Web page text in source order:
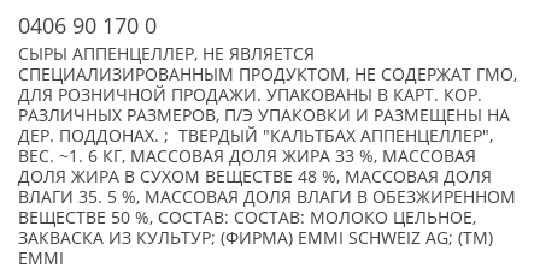
0406 90 170 0
СЫРЫ АППЕНЦЕЛЛЕР, НЕ ЯВЛЯЕТСЯ
СПЕЦИАЛИЗИРОВАННЫМ ПРОДУКТОМ, НЕ СОДЕРЖАТ ГМО,
ДЛЯ РОЗНИЧНОЙ ПРОДАЖИ. УПАКОВАНЫ В КАРТ. КОР.
РАЗЛИЧНЫХ РАЗМЕРОВ, П/Э УПАКОВКИ И РАЗМЕЩЕНЫ НА
ДЕР. ПОДДОНАХ. ; ТВЕРДЫЙ "КАЛЬТБАХ АППЕНЦЕЛЛЕР",
ВЕС. ~1. 6 КГ, МАССОВАЯ ДОЛЯ ЖИРА 33 %, МАССОВАЯ
ДОЛЯ ЖИРА В СУХОМ ВЕЩЕСТВЕ 48 %, МАССОВАЯ ДОЛЯ
ВЛАГИ 35. 5 %, МАССОВАЯ ДОЛЯ ВЛАГИ В ОБЕЗЖИРЕННОМ
ВЕЩЕСТВЕ 50 %, СОСТАВ: СОСТАВ: МОЛОКО ЦЕЛЬНОЕ,
ЗАКВАСКА ИЗ КУЛЬТУР; (ФИРМА) EMMI SCHWEIZ AG; (TM)
EMMI